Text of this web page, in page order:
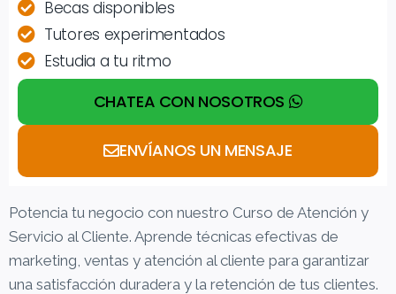
Potencia tu negocio con nuestro Curso de Atención y
Servicio al Cliente. Aprende técnicas efectivas de
marketing, ventas y atención al cliente para garantizar
una satisfacción duradera y la retención de tus clientes.
Becas disponibles
Tutores experimentados
Estudia a tu ritmo
CHATEA CON NOSOTROS
ENVÍANOS UN MENSAJE